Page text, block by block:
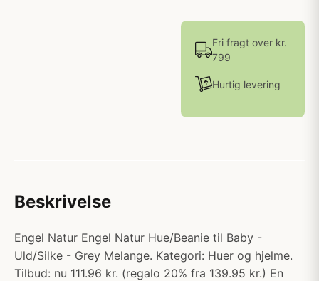
Fri fragt over kr.
799
Hurtig levering
Beskrivelse
Engel Natur Engel Natur Hue/Beanie til Baby -
Uld/Silke - Grey Melange. Kategori: Huer og hjelme.
Tilbud: nu 111.96 kr. (regalo 20% fra 139.95 kr.) En